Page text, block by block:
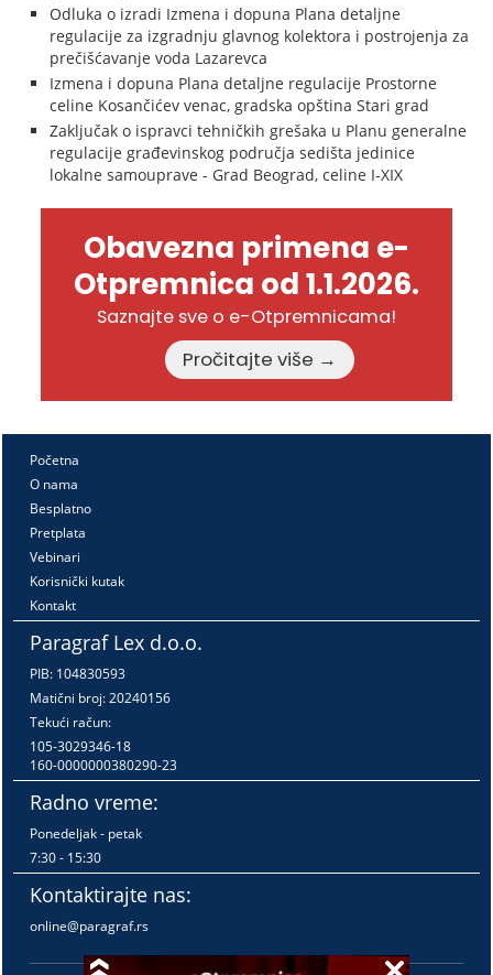
Odluka o izradi Izmena i dopuna Plana detaljne
regulacije za izgradnju glavnog kolektora i postrojenja za
prečišćavanje voda Lazarevca
Izmena i dopuna Plana detaljne regulacije Prostorne
celine Kosančićev venac, gradska opština Stari grad
Zaključak o ispravci tehničkih grešaka u Planu generalne
regulacije građevinskog područja sedišta jedinice
lokalne samouprave - Grad Beograd, celine I-XIX
Obavezna primena e-
Otpremnica od 1.1.2026.
Saznajte sve o e-Otpremnicama!
Pročitajte više →
Početna
O nama
Besplatno
Pretplata
Vebinari
Korisnički kutak
Kontakt
Paragraf Lex d.o.o.
PIB: 104830593
Matični broj: 20240156
Tekući račun:
105-3029346-18
160-0000000380290-23
Radno vreme:
Ponedeljak - petak
7:30 - 15:30
Kontaktirajte nas:
online@paragraf.rs